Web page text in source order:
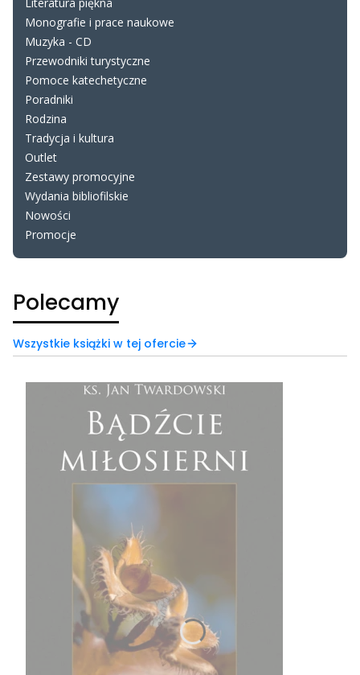
Monografie i prace naukowe
Muzyka - CD
Przewodniki turystyczne
Pomoce katechetyczne
Poradniki
Rodzina
Tradycja i kultura
Outlet
Zestawy promocyjne
Wydania bibliofilskie
Nowości
Promocje
Koniec menu
Polecamy
Wszystkie książki w tej ofercie